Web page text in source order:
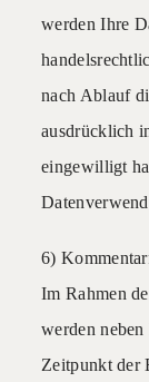
werden Ihre
nach Ablauf
ausdrücklich
eingewilligt
6)
Im Rahmen
werden
Zeitpunkt der